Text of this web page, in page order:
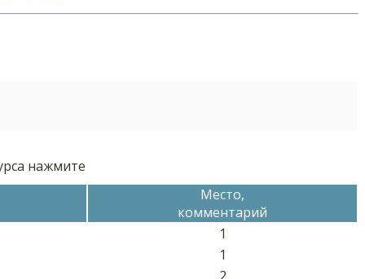
нажмите
Место,
комментарий
1
1